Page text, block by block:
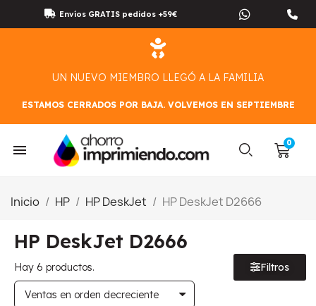
Envíos GRATIS pedidos +59€
UN NUEVO MIEMBRO LLEGÓ A LA FAMILIA
ESTAMOS CERRADOS POR BAJA. VOLVEMOS EN SEPTIEMBRE
Inicio HP HP DeskJet HP DeskJet D2666
HP DeskJet D2666
Hay 6 productos. Filtros